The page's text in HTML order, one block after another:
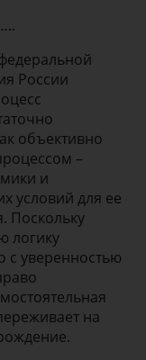
России
объективно
–
и
условий для ее
Поскольку
логику
с уверенностью
на